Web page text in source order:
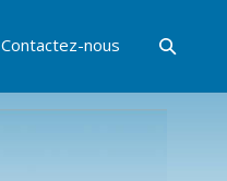
Contactez-nous